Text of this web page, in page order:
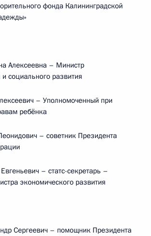
фонда Калининградской
Алексеевна – Министр
социального развития
– Уполномоченный при
ребёнка
– советник Президента
– статс-секретарь –
экономического развития
Сергеевич – помощник Президента